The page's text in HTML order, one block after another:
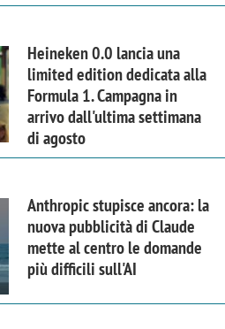
Heineken 0.0 lancia una
limited edition dedicata alla
Formula 1. Campagna in
arrivo dall'ultima settimana
di agosto
Anthropic stupisce ancora: la
nuova pubblicità di Claude
mette al centro le domande
più difficili sull'AI